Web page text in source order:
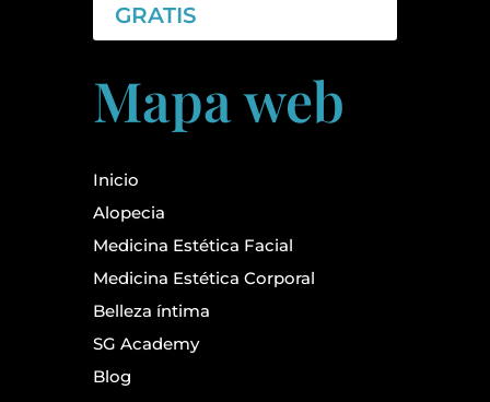
GRATIS
Mapa web
Inicio
Alopecia
Medicina Estética Facial
Medicina Estética Corporal
Belleza íntima
SG Academy
Blog